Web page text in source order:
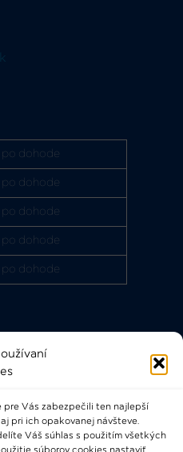
pre Vás zabezpečili ten najlepší
pri ich opakovanej návšteve.
Váš súhlas s použitím všetkých
po dohode
po dohode
po dohode
po dohode
po dohode